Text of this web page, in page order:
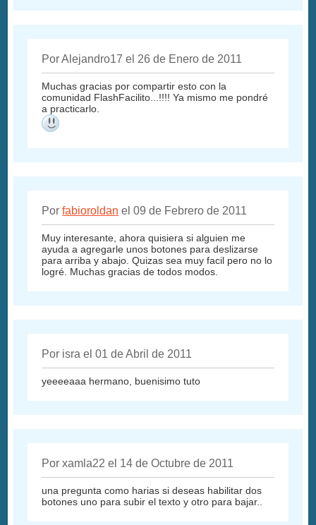
Por Alejandro17 el 26 de Enero de 2011
Muchas gracias por compartir esto con la
comunidad FlashFacilito...!!!! Ya mismo me pondré
a practicarlo.
Porfabioroldan el 09 de Febrero de 2011
Muy interesante, ahora quisiera si alguien me
ayuda a agregarle unos botones para deslizarse
para arriba y abajo. Quizas sea muy facil pero no lo
logré. Muchas gracias de todos modos.
Por isra el 01 de Abril de 2011
yeeeeaaa hermano, buenisimo tuto
Por xamla22 el 14 de Octubre de 2011
una pregunta como harias si deseas habilitar dos
botones uno para subir el texto y otro para bajar..